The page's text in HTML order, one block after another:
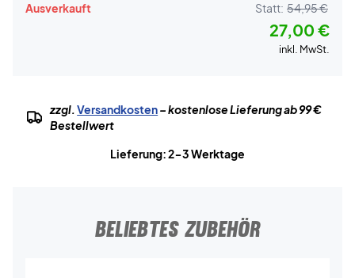
Ausverkauft Statt: 54,95 €
27,00 €
inkl. MwSt.
zzgl.Versandkosten– kostenlose Lieferung ab 99 €
Bestellwert
Lieferung: 2-3 Werktage
BELIEBTES ZUBEHÖR